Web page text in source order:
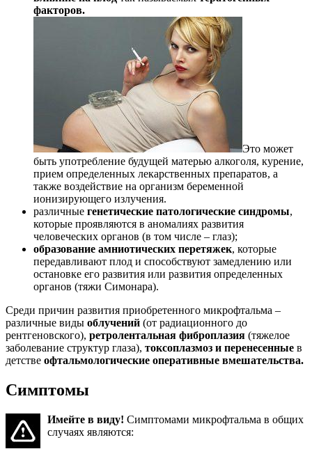
факторов.
Это может
быть употребление будущей матерью алкоголя, курение,
прием определенных лекарственных препаратов, а
также воздействие на организм беременной
ионизирующего излучения.
различные генетические патологические синдромы,
которые проявляются в аномалиях развития
человеческих органов (в том числе – глаз);
образование амниотических перетяжек, которые
передавливают плод и способствуют замедлению или
остановке его развития или развития определенных
органов (тяжи Симонара).
Среди причин развития приобретенного микрофтальма –
различные виды облучений (от радиационного до
рентгеновского), ретролентальная фиброплазия (тяжелое
заболевание структур глаза), токсоплазмоз и перенесенные в
детстве офтальмологические оперативные вмешательства.
Симптомы
Имейте в виду! Симптомами микрофтальма в общих
случаях являются: